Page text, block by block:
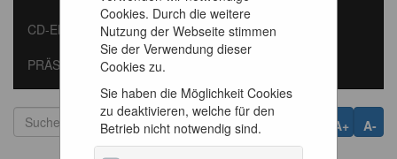
Cookies. Durch die weitere
Nutzung der Webseite stimmen
Sie der Verwendung dieser
Cookies zu.
Sie haben die Möglichkeit Cookies
zu deaktivieren, welche für den
Betrieb nicht notwendig sind.
CD-EMPFEHLUNGEN
PRÄSENTE
A-
A+